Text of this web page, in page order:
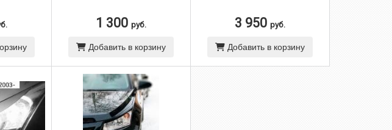
1 300руб.
Добавить в корзину
3 950руб.
Добавить в корзину